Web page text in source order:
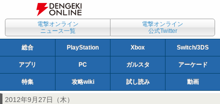
電撃オンライン
ニュース一覧
電撃オンライン
公式Twitter
総合 PlayStation Xbox Switch/3DS
アプリ PC ガルスタ アーケード
特集 攻略wiki 試し読み 動画
2012年9月27日（木）